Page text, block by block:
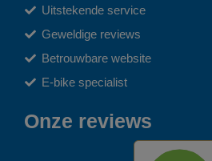
Uitstekende service
Geweldige reviews
Betrouwbare website
E-bike specialist
Onze reviews